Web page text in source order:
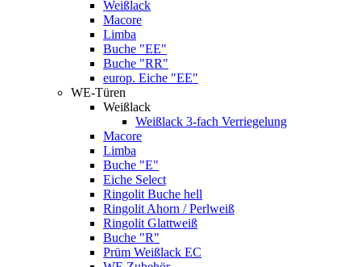
Weißlack
Macore
Limba
Buche "EE"
Buche "RR"
europ. Eiche "EE"
WE-Türen
Weißlack
Weißlack 3-fach Verriegelung
Macore
Limba
Buche "E"
Eiche Select
Ringolit Buche hell
Ringolit Ahorn / Perlweiß
Ringolit Glattweiß
Buche "R"
Prüm Weißlack EC